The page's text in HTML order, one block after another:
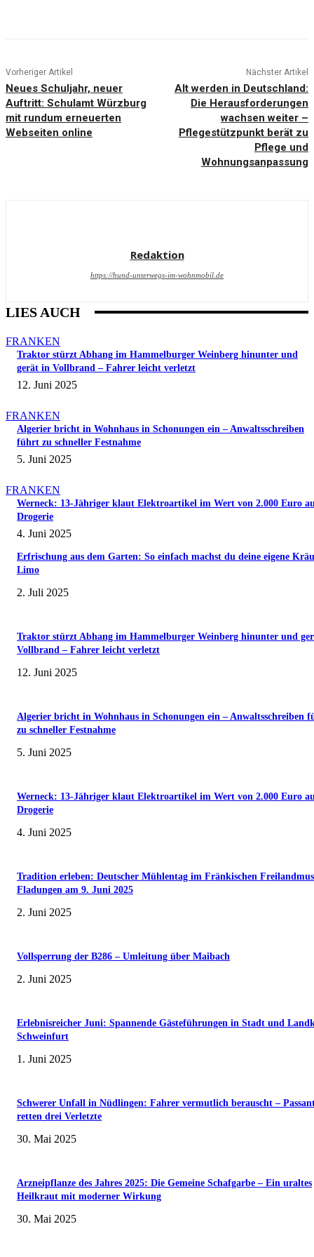
Vorheriger Artikel
Neues Schuljahr, neuer
Auftritt: Schulamt Würzburg
mit rundum erneuerten
Webseiten online
Nächster Artikel
Alt werden in Deutschland:
Die Herausforderungen
wachsen weiter –
Pflegestützpunkt berät zu
Pflege und
Wohnungsanpassung
Redaktion
https://hund-unterwegs-im-wohnmobil.de
LIES AUCH
FRANKEN
Traktor stürzt Abhang im Hammelburger Weinberg hinunter und
gerät in Vollbrand – Fahrer leicht verletzt
12. Juni 2025
FRANKEN
Algerier bricht in Wohnhaus in Schonungen ein – Anwaltsschreiben
führt zu schneller Festnahme
5. Juni 2025
FRANKEN
Werneck: 13-Jähriger klaut Elektroartikel im Wert von 2.000 Euro
Drogerie
4. Juni 2025
Erfrischung aus dem Garten: So einfach machst du deine eigene
Limo
2. Juli 2025
Traktor stürzt Abhang im Hammelburger Weinberg hinunter und
Vollbrand – Fahrer leicht verletzt
12. Juni 2025
Algerier bricht in Wohnhaus in Schonungen ein – Anwaltsschreiben
zu schneller Festnahme
5. Juni 2025
Werneck: 13-Jähriger klaut Elektroartikel im Wert von 2.000 Euro
Drogerie
4. Juni 2025
Tradition erleben: Deutscher Mühlentag im Fränkischen
Fladungen am 9. Juni 2025
2. Juni 2025
Vollsperrung der B286 – Umleitung über Maibach
2. Juni 2025
Erlebnisreicher Juni: Spannende Gästeführungen in Stadt und
Schweinfurt
1. Juni 2025
Schwerer Unfall in Nüdlingen: Fahrer vermutlich berauscht –
retten drei Verletzte
30. Mai 2025
Arzneipflanze des Jahres 2025: Die Gemeine Schafgarbe – Ein uraltes
Heilkraut mit moderner Wirkung
30. Mai 2025